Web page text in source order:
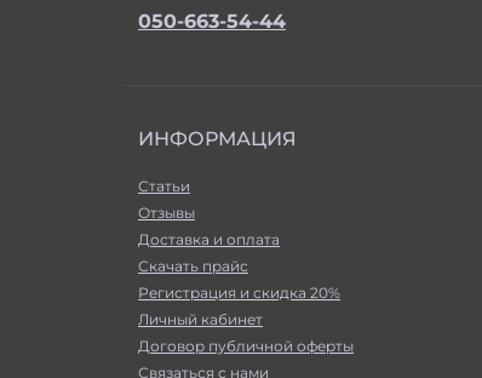
050-663-54-44
ИНФОРМАЦИЯ
Статьи
Отзывы
Доставка и оплата
Скачать прайс
Регистрация и скидка 20%
Личный кабинет
Договор публичной оферты
Связаться с нами